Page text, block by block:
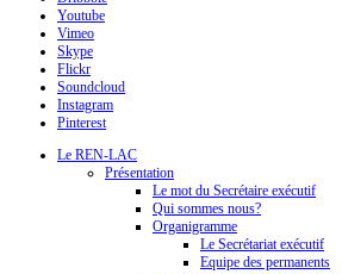
Youtube
Vimeo
Skype
Flickr
Soundcloud
Instagram
Pinterest
Le REN-LAC
Présentation
Le mot du Secrétaire exécutif
Qui sommes nous?
Organigramme
Le Secrétariat exécutif
Equipe des permanents